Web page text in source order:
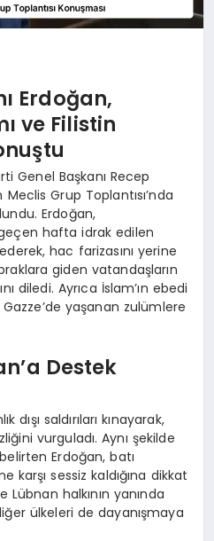
Erdoğan,
ve Filistin
Genel Başkanı Recep
Grup Toplantısı’nda
Erdoğan,
hafta idrak edilen
hac farizasını yerine
giden vatandaşların
diledi. Ayrıca İslam’ın ebedi
yaşanan zulümlere
Destek
dışı saldırıları kınayarak,
vurguladı. Aynı şekilde
Erdoğan, batı
karşı sessiz kaldığına dikkat
Lübnan halkının yanında
ülkeleri de dayanışmaya